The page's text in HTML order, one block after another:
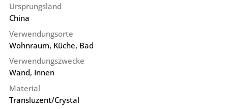
Ursprungsland
China
Verwendungsorte
Wohnraum, Küche, Bad
Verwendungszwecke
Wand, Innen
Material
Transluzent/Crystal